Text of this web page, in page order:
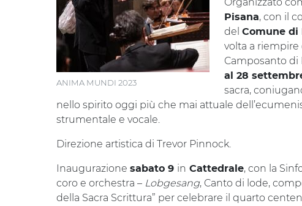
ANIMA MUNDI 2023
Pisana, con il
del Comune di
volta a riempire
Camposanto di
al 28
sacra,
nello spirito oggi più che mai attuale
strumentale e vocale.
Direzione artistica di Trevor Pinnock.
Inaugurazione sabato 9 in Cattedrale, con la
coro e orchestra – Lobgesang, Canto di lode,
della Sacra Scrittura” per celebrare il quarto